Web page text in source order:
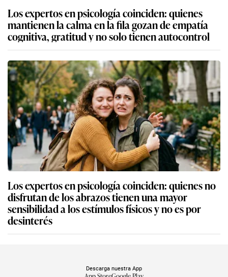
Los expertos en psicología coinciden: quienes
mantienen la calma en la fila gozan de empatía
cognitiva, gratitud y no solo tienen autocontrol
Los expertos en psicología coinciden: quienes no
disfrutan de los abrazos tienen una mayor
sensibilidad a los estímulos físicos y no es por
desinterés
Descarga nuestra App